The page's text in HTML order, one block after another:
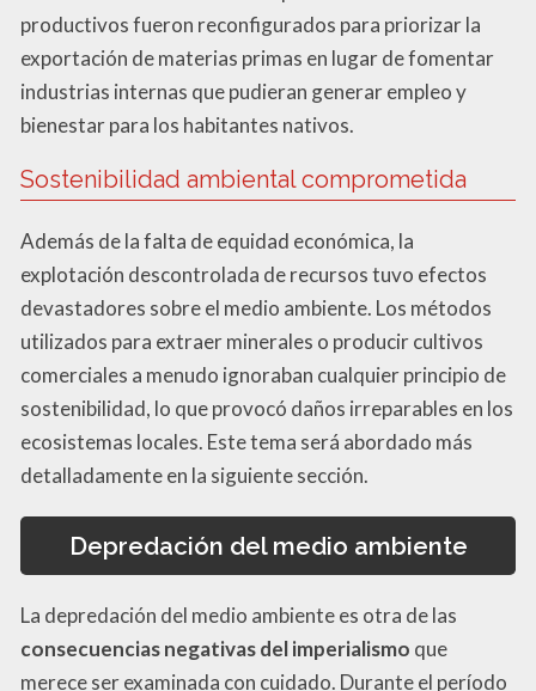
productivos fueron reconfigurados para priorizar la
exportación de materias primas en lugar de fomentar
industrias internas que pudieran generar empleo y
bienestar para los habitantes nativos.
Sostenibilidad ambiental comprometida
Además de la falta de equidad económica, la
explotación descontrolada de recursos tuvo efectos
devastadores sobre el medio ambiente. Los métodos
utilizados para extraer minerales o producir cultivos
comerciales a menudo ignoraban cualquier principio de
sostenibilidad, lo que provocó daños irreparables en los
ecosistemas locales. Este tema será abordado más
detalladamente en la siguiente sección.
Depredación del medio ambiente
La depredación del medio ambiente es otra de las
consecuencias negativas del imperialismo que
merece ser examinada con cuidado. Durante el período